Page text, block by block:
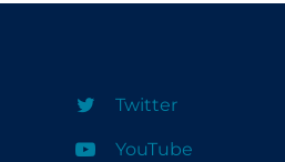
Twitter
YouTube